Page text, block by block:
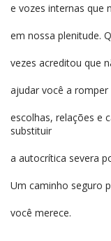
e vozes internas que
em nossa plenitude.
vezes acreditou que
ajudar você a romper
escolhas, relações e
substituir
a autocrítica severa
Um caminho seguro
você merece.